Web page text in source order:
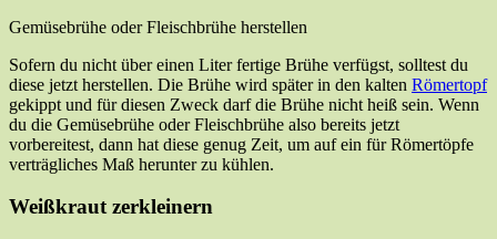
Gemüsebrühe oder Fleischbrühe herstellen
Sofern du nicht über einen Liter fertige Brühe verfügst, solltest du
diese jetzt herstellen. Die Brühe wird später in den kalten Römertopf
gekippt und für diesen Zweck darf die Brühe nicht heiß sein. Wenn
du die Gemüsebrühe oder Fleischbrühe also bereits jetzt
vorbereitest, dann hat diese genug Zeit, um auf ein für Römertöpfe
verträgliches Maß herunter zu kühlen.
Weißkraut zerkleinern